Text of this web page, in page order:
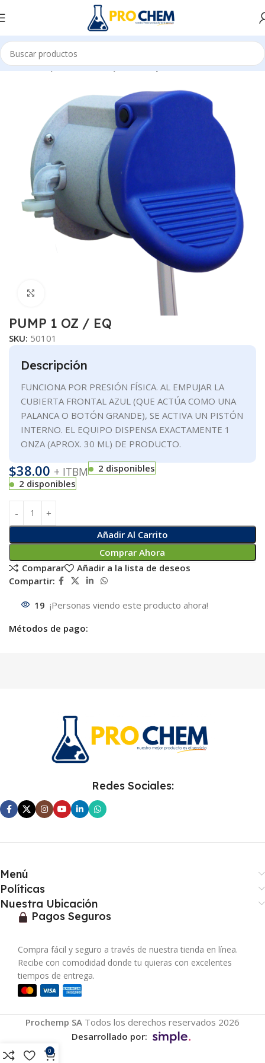
Inicio MAQUINARIAS Y EQUIPOS EQUIPOS DOSIFICADORES
PUMP 1 OZ / EQ
SKU: 50101
Descripción
FUNCIONA POR PRESIÓN FÍSICA. AL EMPUJAR LA
CUBIERTA FRONTAL AZUL (QUE ACTÚA COMO UNA
PALANCA O BOTÓN GRANDE), SE ACTIVA UN PISTÓN
INTERNO. EL EQUIPO DISPENSA EXACTAMENTE 1
ONZA (APROX. 30 ML) DE PRODUCTO.
$38.00 + ITBM
2 disponibles
2 disponibles
Añadir Al Carrito
Comprar Ahora
Comparar
Añadir a la lista de deseos
Compartir:
19 ¡Personas viendo este producto ahora!
Métodos de pago:
Redes Sociales:
Menú
Políticas
Nuestra Ubicación
Pagos Seguros
Compra fácil y seguro a través de nuestra tienda en línea.
Recibe con comodidad donde tu quieras con excelentes
tiempos de entrega.
Prochemp SA Todos los derechos reservados 2026
Desarrollado por:
0